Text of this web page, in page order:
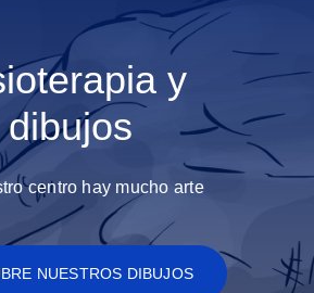
y
dibujos
centro hay mucho arte
NUESTROS DIBUJOS